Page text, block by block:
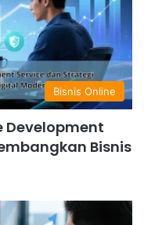
Bisnis Online
Development
Bisnis